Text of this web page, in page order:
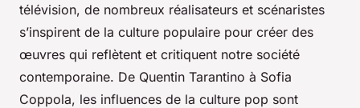
télévision, de nombreux réalisateurs et scénaristes
s’inspirent de la culture populaire pour créer des
œuvres qui reflètent et critiquent notre société
contemporaine. De Quentin Tarantino à Sofia
Coppola, les influences de la culture pop sont